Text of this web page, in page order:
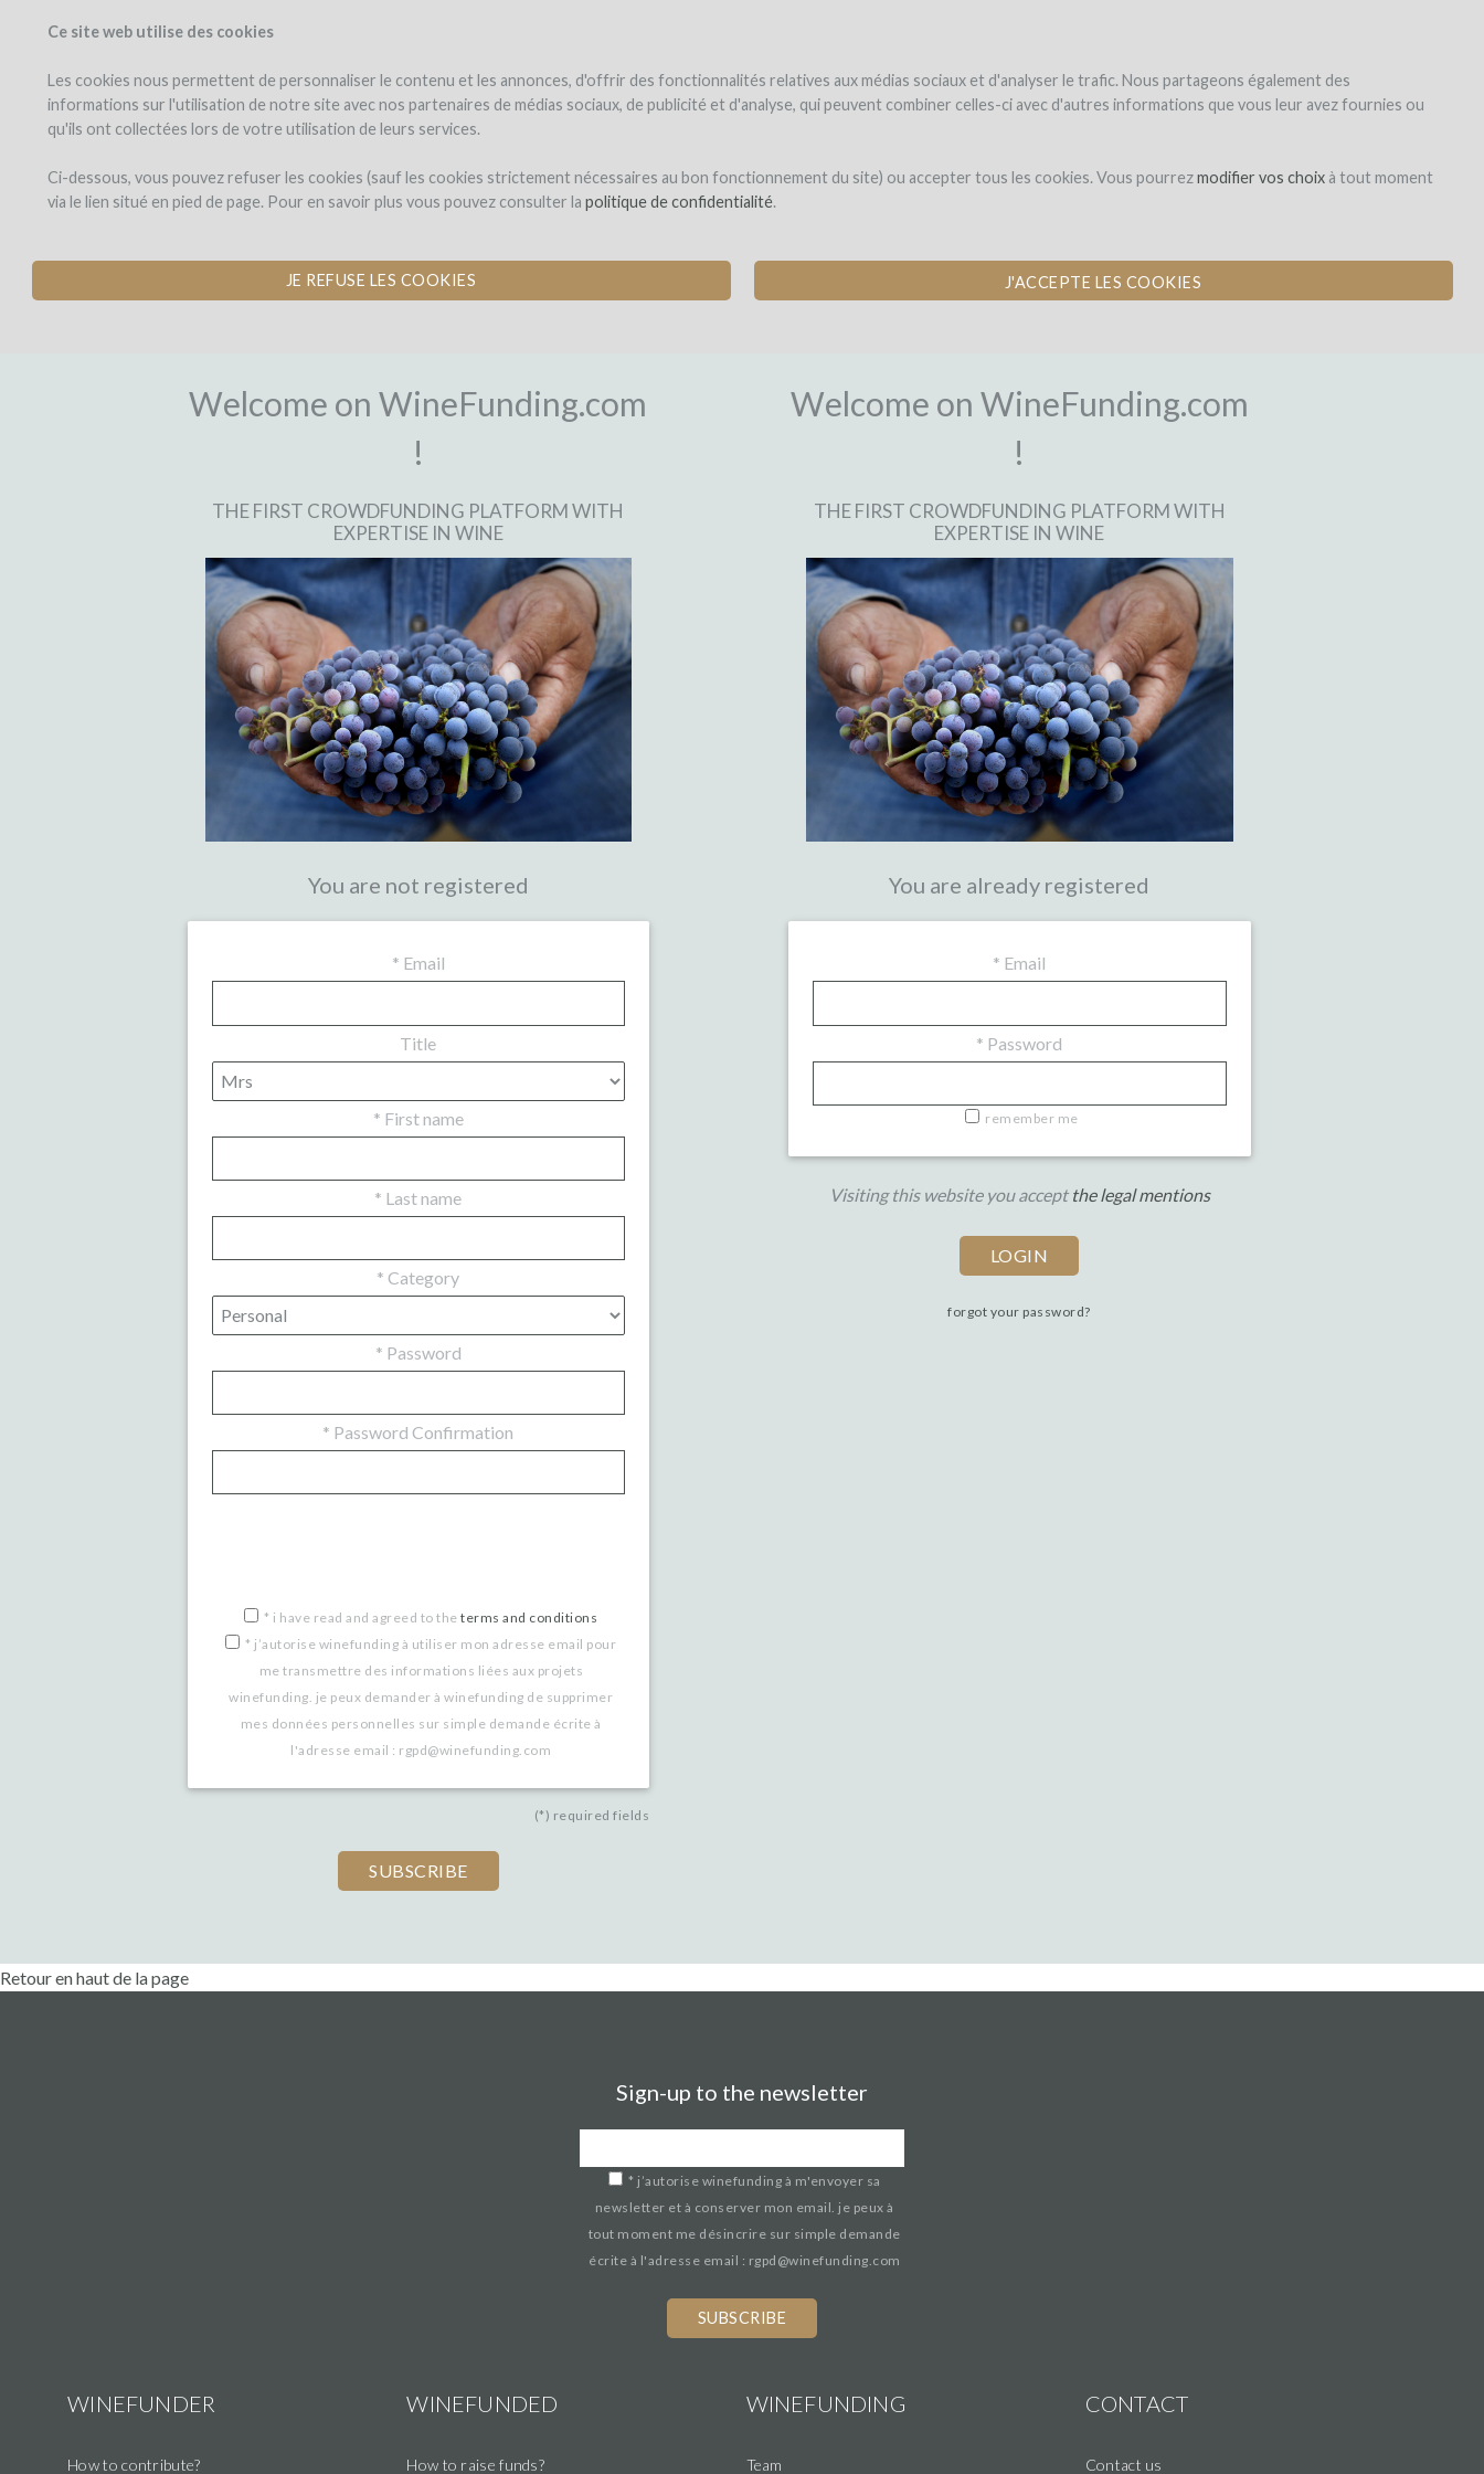
Ce site web utilise des cookies
Les cookies nous permettent de personnaliser le contenu et les annonces, d'offrir des fonctionnalités relatives aux médias sociaux et d'analyser le trafic. Nous partageons également des
informations sur l'utilisation de notre site avec nos partenaires de médias sociaux, de publicité et d'analyse, qui peuvent combiner celles-ci avec d'autres informations que vous leur avez fournies ou
qu'ils ont collectées lors de votre utilisation de leurs services.
Ci-dessous, vous pouvez refuser les cookies (sauf les cookies strictement nécessaires au bon fonctionnement du site) ou accepter tous les cookies. Vous pourrezmodifier vos choixà tout moment
via le lien situé en pied de page. Pour en savoir plus vous pouvez consulter la politique de confidentialité.
JE REFUSE LES COOKIES J'ACCEPTE LES COOKIES
Welcome on WineFunding.com
!
THE FIRST CROWDFUNDING PLATFORM WITH
EXPERTISE IN WINE
You are not registered
* Email
Title
* First name
* Last name
* Category
* Password
* Password Confirmation
* i have read and agreed to theterms and conditions
* j’autorise winefunding à utiliser mon adresse email pour
me transmettre des informations liées aux projets
winefunding. je peux demander à winefunding de supprimer
mes données personnelles sur simple demande écrite à
l'adresse email : rgpd@winefunding.com
(*) required fields
Welcome on WineFunding.com
!
THE FIRST CROWDFUNDING PLATFORM WITH
EXPERTISE IN WINE
You are already registered
* Email
* Password
remember me
Visiting this website you accept the legal mentions
forgot your password?
Retour en haut de la page
Sign-up to the newsletter
* j’autorise winefunding à m'envoyer sa
newsletter et à conserver mon email. je peux à
tout moment me désincrire sur simple demande
écrite à l'adresse email : rgpd@winefunding.com
WINEFUNDER
How to contribute?
WINEFUNDED
How to raise funds?
WINEFUNDING
Team
CONTACT
Contact us